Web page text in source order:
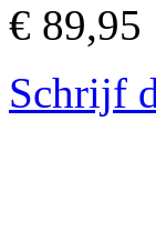
€ 89,95
Schrijf